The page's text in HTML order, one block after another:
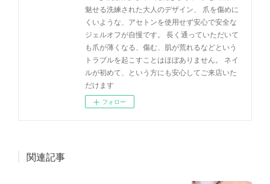
魅せる洗練された大人のデザイン、 爪を傷めに
くいような、アセトンを使用せず安心で安全な
ジェルオフが自慢です。 長く通っていただいて
も爪が薄くなる、傷む、肌が荒れるなどという
トラブルを起こすことはほぼありません。 ネイ
ルが初めて、という方にも安心してご来店いた
だけます
フォロー
関連記事